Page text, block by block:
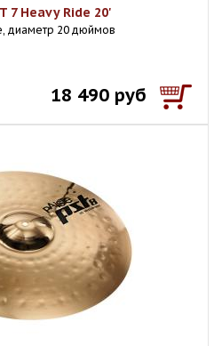
7 Heavy Ride 20'
диаметр 20 дюймов
18 490 руб